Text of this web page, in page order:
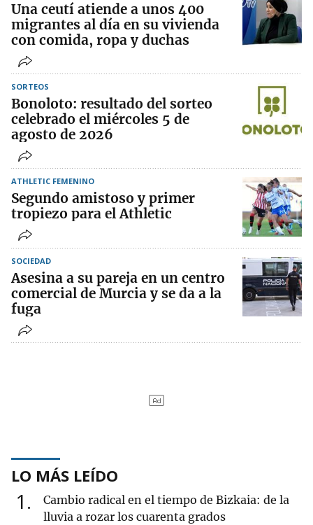
Una ceutí atiende a unos 400
migrantes al día en su vivienda
con comida, ropa y duchas
SORTEOS
Bonoloto: resultado del sorteo
celebrado el miércoles 5 de
agosto de 2026
ATHLETIC FEMENINO
Segundo amistoso y primer
tropiezo para el Athletic
SOCIEDAD
Asesina a su pareja en un centro
comercial de Murcia y se da a la
fuga
LO MÁS LEÍDO
1
Cambio radical en el tiempo de Bizkaia: de la
lluvia a rozar los cuarenta grados